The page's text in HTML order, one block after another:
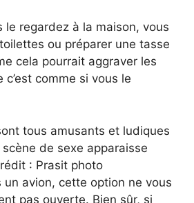
le regardez à la maison, vous
ou préparer une tasse
cela pourrait aggraver les
c’est comme si vous le
tous amusants et ludiques
scène de sexe apparaisse
: Prasit photo
un avion, cette option ne vous
pas ouverte. Bien sûr, si